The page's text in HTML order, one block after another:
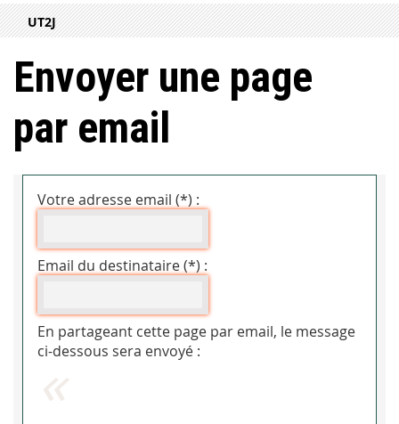
UT2J
Envoyer une page
par email
Votre adresse email (*) :
Email du destinataire (*) :
En partageant cette page par email, le message
ci-dessous sera envoyé :